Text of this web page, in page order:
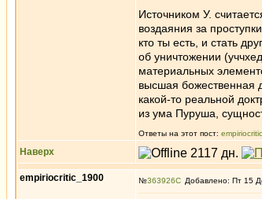
Источником У.
воздаяния за
кто ты есть, и стать
об уничтожении
материальных
высшая
какой-то реальной
из ума Пуруша,
Ответы на этот пост:
Наверх
empiriocritic_1900 №363926 Добавлено: Пт 15